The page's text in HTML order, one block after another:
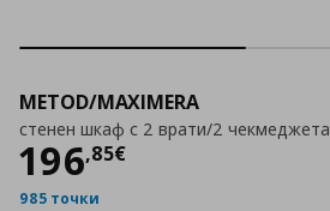
METOD/MAXIMERA
стенен шкаф с 2 врати/2 чекмеджета
196,85€
Цена
985 точки